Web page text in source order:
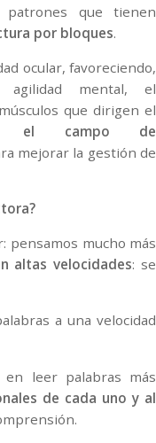
patrones que tienen
por bloques.
ocular, favoreciendo,
mental, el
que dirigen el
el campo de
mejorar la gestión de
pensamos mucho más
altas velocidades: se
a una velocidad
leer palabras más
de cada uno y al